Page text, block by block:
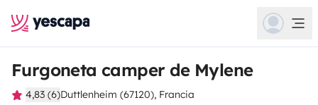
Furgoneta camper de Mylene
4,83 (6)Duttlenheim (67120), Francia